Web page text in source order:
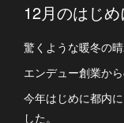
12月のはじ
驚くような暖冬の
エンデュー創業か
今年はじめに都内
した。